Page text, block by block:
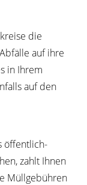
die
auf ihre
in Ihrem
auf den
öffentlich-
zahlt Ihnen
Müllgebühren